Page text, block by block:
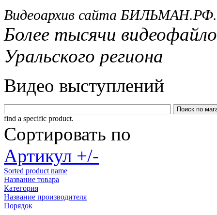
Видеоархив сайта БИЛЬМАН.РФ.
Более тысячи
Уральского региона
Видео выступлений
find a specific product.
Сортировать по
Артикул +/-
Sorted product name
Название товара
Категория
Название производителя
Порядок